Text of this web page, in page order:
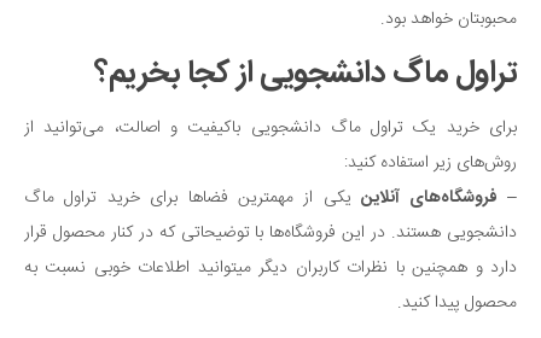
محبوبتان خواهد بود.
تراول ماگ دانشجویی از کجا بخریم؟
برای خرید یک تراول ماگ دانشجویی باکیفیت و اصالت، می‌توانید از
روش‌های زیر استفاده کنید:
– فروشگاه‌های آنلاینیکی از مهمترین فضاها برای خرید تراول ماگ
دانشجویی هستند. در این فروشگاه‌ها با توضیحاتی که در کنار محصول قرار
دارد و همچنین با نظرات کاربران دیگر میتوانید اطلاعات خوبی نسبت به
محصول پیدا کنید.